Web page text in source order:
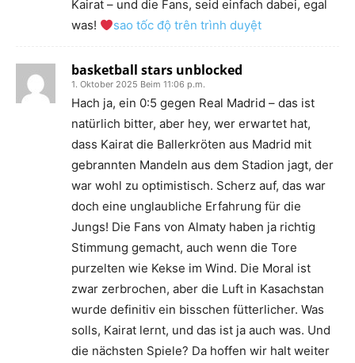
Kairat – und die Fans, seid einfach dabei, egal
was!
sao tốc độ trên trình duyệt
basketball stars unblocked
1. Oktober 2025 Beim 11:06 p.m.
Hach ja, ein 0:5 gegen Real Madrid – das ist
natürlich bitter, aber hey, wer erwartet hat,
dass Kairat die Ballerkröten aus Madrid mit
gebrannten Mandeln aus dem Stadion jagt, der
war wohl zu optimistisch. Scherz auf, das war
doch eine unglaubliche Erfahrung für die
Jungs! Die Fans von Almaty haben ja richtig
Stimmung gemacht, auch wenn die Tore
purzelten wie Kekse im Wind. Die Moral ist
zwar zerbrochen, aber die Luft in Kasachstan
wurde definitiv ein bisschen fütterlicher. Was
solls, Kairat lernt, und das ist ja auch was. Und
die nächsten Spiele? Da hoffen wir halt weiter